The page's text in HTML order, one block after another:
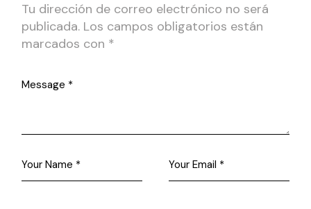
Tu dirección de correo electrónico no será
publicada. Los campos obligatorios están
marcados con *